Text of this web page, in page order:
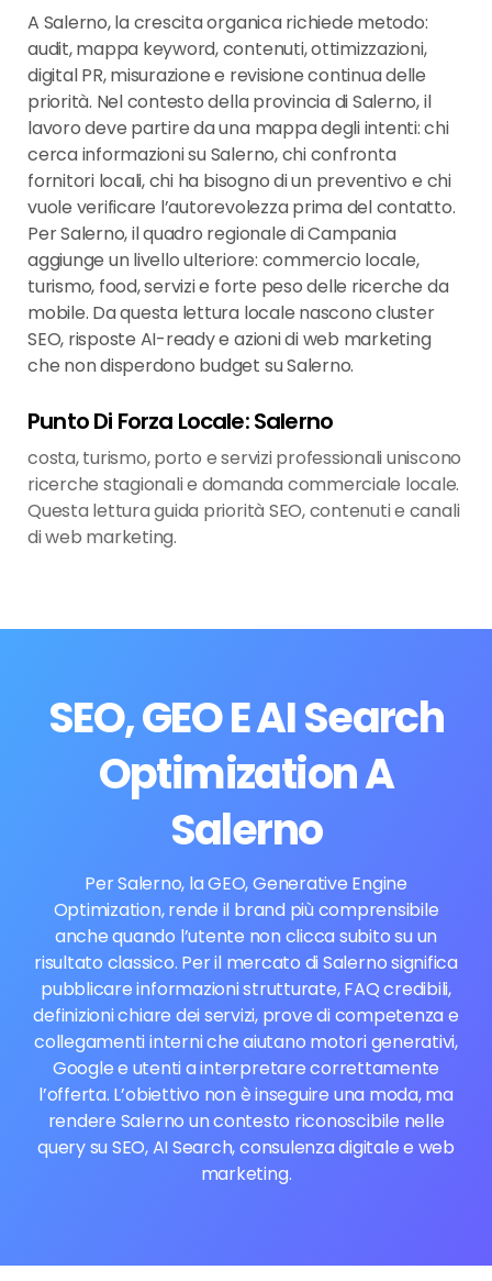
A Salerno, la crescita organica richiede metodo:
audit, mappa keyword, contenuti, ottimizzazioni,
digital PR, misurazione e revisione continua delle
priorità. Nel contesto della provincia di Salerno, il
lavoro deve partire da una mappa degli intenti: chi
cerca informazioni su Salerno, chi confronta
fornitori locali, chi ha bisogno di un preventivo e chi
vuole verificare l’autorevolezza prima del contatto.
Per Salerno, il quadro regionale di Campania
aggiunge un livello ulteriore: commercio locale,
turismo, food, servizi e forte peso delle ricerche da
mobile. Da questa lettura locale nascono cluster
SEO, risposte AI-ready e azioni di web marketing
che non disperdono budget su Salerno.
Punto Di Forza Locale: Salerno
costa, turismo, porto e servizi professionali uniscono
ricerche stagionali e domanda commerciale locale.
Questa lettura guida priorità SEO, contenuti e canali
di web marketing.
SEO, GEO E AI Search
Optimization A
Salerno
Per Salerno, la GEO, Generative Engine
Optimization, rende il brand più comprensibile
anche quando l’utente non clicca subito su un
risultato classico. Per il mercato di Salerno significa
pubblicare informazioni strutturate, FAQ credibili,
definizioni chiare dei servizi, prove di competenza e
collegamenti interni che aiutano motori generativi,
Google e utenti a interpretare correttamente
l’offerta. L’obiettivo non è inseguire una moda, ma
rendere Salerno un contesto riconoscibile nelle
query su SEO, AI Search, consulenza digitale e web
marketing.